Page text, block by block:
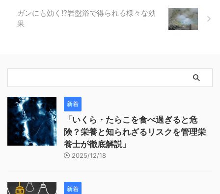
ガンにも効く!?岩盤浴で得られる様々な効
果
新着
「いくら・たらこを食べ過ぎると危
険？栄養と知られざるリスクを管理栄
養士が徹底解説」
2025/12/18
新着